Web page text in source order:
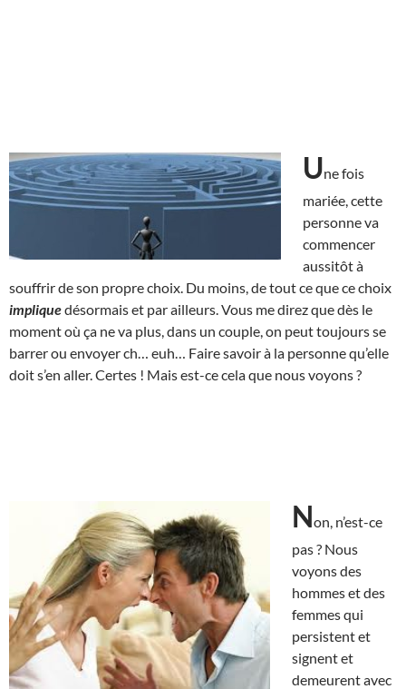
Une fois
mariée, cette
personne va
commencer
aussitôt à
souffrir de son propre choix. Du moins, de tout ce que ce choix
impliquedésormais et par ailleurs. Vous me direz que dès le
moment où ça ne va plus, dans un couple, on peut toujours se
barrer ou envoyer ch… euh… Faire savoir à la personne qu’elle
doit s’en aller. Certes ! Mais est-ce cela que nous voyons ?
Non, n’est-ce
pas ? Nous
voyons des
hommes et des
femmes qui
persistent et
signent et
demeurent avec